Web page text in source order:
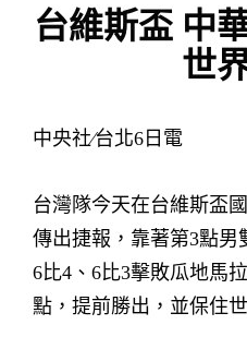
台維斯盃 中
世
中央社∕台北6日電
台灣隊今天在台維斯盃
傳出捷報，靠著第3點男
6比4、6比3擊敗瓜地馬
點，提前勝出，並保住